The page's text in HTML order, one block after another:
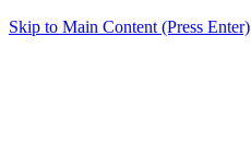
Skip to Main Content (Press Enter)